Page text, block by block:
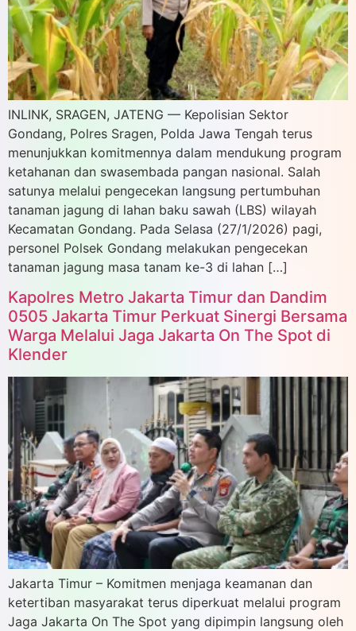
INLINK, SRAGEN, JATENG — Kepolisian Sektor
Gondang, Polres Sragen, Polda Jawa Tengah terus
menunjukkan komitmennya dalam mendukung program
ketahanan dan swasembada pangan nasional. Salah
satunya melalui pengecekan langsung pertumbuhan
tanaman jagung di lahan baku sawah (LBS) wilayah
Kecamatan Gondang. Pada Selasa (27/1/2026) pagi,
personel Polsek Gondang melakukan pengecekan
tanaman jagung masa tanam ke-3 di lahan […]
Kapolres Metro Jakarta Timur dan Dandim
0505 Jakarta Timur Perkuat Sinergi Bersama
Warga Melalui Jaga Jakarta On The Spot di
Klender
Jakarta Timur – Komitmen menjaga keamanan dan
ketertiban masyarakat terus diperkuat melalui program
Jaga Jakarta On The Spot yang dipimpin langsung oleh